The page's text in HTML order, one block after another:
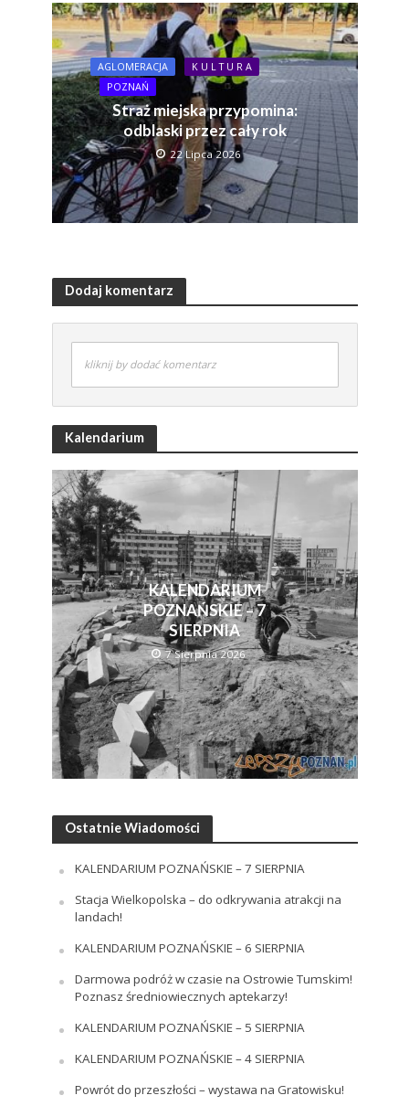
AGLOMERACJA
K U L T U R A
POZNAŃ
Straż miejska przypomina:
odblaski przez cały rok
22 Lipca 2026
Dodaj komentarz
kliknij by dodać komentarz
Kalendarium
KALENDARIUM
POZNAŃSKIE – 7
SIERPNIA
7 Sierpnia 2026
Ostatnie Wiadomości
KALENDARIUM POZNAŃSKIE – 7 SIERPNIA
Stacja Wielkopolska – do odkrywania atrakcji na
landach!
KALENDARIUM POZNAŃSKIE – 6 SIERPNIA
Darmowa podróż w czasie na Ostrowie Tumskim!
Poznasz średniowiecznych aptekarzy!
KALENDARIUM POZNAŃSKIE – 5 SIERPNIA
KALENDARIUM POZNAŃSKIE – 4 SIERPNIA
Powrót do przeszłości – wystawa na Gratowisku!